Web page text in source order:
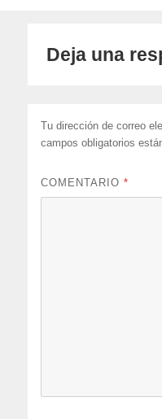
Deja una
Tu dirección de correo
campos obligatorios
COMENTARIO*